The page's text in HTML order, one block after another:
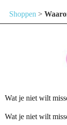
Shoppen >
Wat je niet wilt
Wat je niet wilt